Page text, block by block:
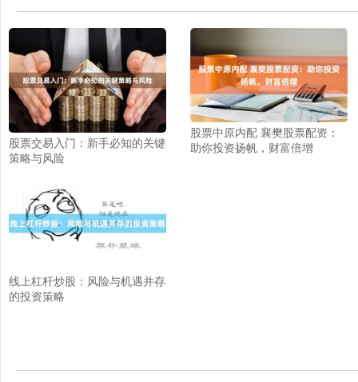
股票交易入门：新手必知的关键
策略与风险
股票中原内配 襄樊股票配资：
助你投资扬帆，财富倍增
线上杠杆炒股：风险与机遇并存
的投资策略